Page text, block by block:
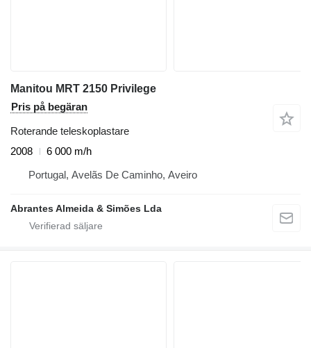
Manitou MRT 2150 Privilege
Pris på begäran
Roterande teleskoplastare
2008
6 000 m/h
Portugal, Avelãs De Caminho, Aveiro
Abrantes Almeida & Simões Lda